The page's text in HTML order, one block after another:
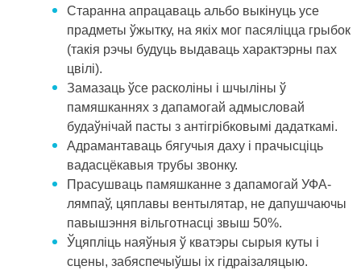
Старанна апрацаваць альбо выкінуць усе
прадметы ўжытку, на якіх мог пасяліцца грыбок
(такія рэчы будуць выдаваць характэрны пах
цвілі).
Замазаць ўсе расколіны і шчыліны ў
памяшканнях з дапамогай адмысловай
будаўнічай пасты з антігрібковымі дадаткамі.
Адрамантаваць бягучыя даху і прачысціць
вадасцёкавыя трубы звонку.
Прасушваць памяшканне з дапамогай УФА-
лямпаў, цяплавы вентылятар, не дапушчаючы
павышэння вільготнасці звыш 50%.
Ўцяпліць наяўныя ў кватэры сырыя куты і
сцены, забяспечыўшы іх гідраізаляцыю.